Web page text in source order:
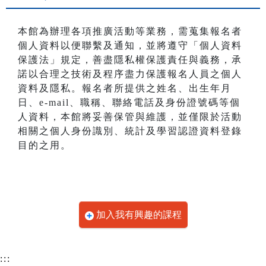
本館為辦理各項推廣活動等業務，需蒐集報名者
個人資料以便聯繫及通知，並將遵守「個人資料
保護法」規定，善盡隱私權保護責任與義務，承
諾以合理之技術及程序盡力保護報名人員之個人
資料及隱私。報名者所提供之姓名、出生年月
日、e-mail、職稱、聯絡電話及身份證號碼等個
人資料，本館將妥善保管與維護，並僅限於活動
相關之個人身份識別、統計及學習認證資料登錄
目的之用。
加入我有興趣的課程
:::